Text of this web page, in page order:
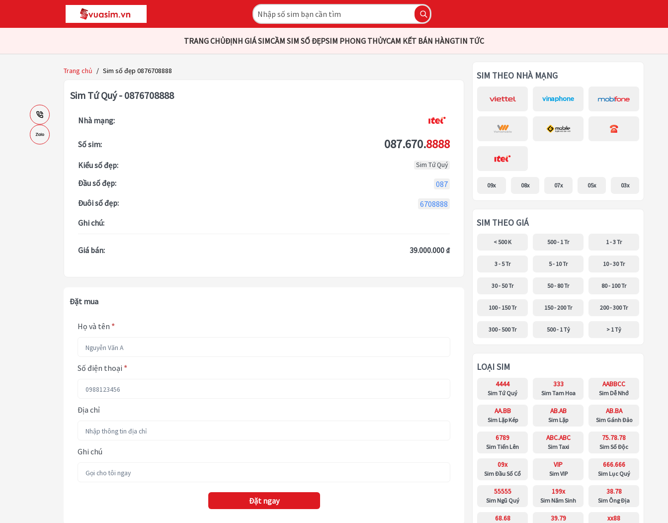
TRANG CHỦĐỊNH GIÁ SIMCẦM SIM SỐ ĐẸPSIM PHONG THỦYCAM KẾT BÁN HÀNGTIN TỨC
Trang chủ / Sim số đẹp 0876708888
Sim Tứ Quý - 0876708888
Nhà mạng:
Số sim: 087.670.8888
Kiểu số đẹp: Sim Tứ Quý
Đầu số đẹp:
087
Đuôi số đẹp:
6708888
Ghi chú:
Giá bán: 39.000.000 ₫
Đặt mua
Họ và tên *
Số điện thoại *
Địa chỉ
Ghi chú
Đặt ngay
SIM THEO NHÀ MẠNG
09x 08x 07x 05x 03x
SIM THEO GIÁ
< 500 K 500 - 1 Tr 1 - 3 Tr
3 - 5 Tr 5 - 10 Tr 10 - 30 Tr
30 - 50 Tr 50 - 80 Tr 80 - 100 Tr
100 - 150 Tr 150 - 200 Tr 200 - 300 Tr
300 - 500 Tr 500 - 1 Tỷ > 1 Tỷ
LOẠI SIM
4444
Sim Tứ Quý
333
Sim Tam Hoa
AABBCC
Sim Dễ Nhớ
AA.BB
Sim Lặp Kép
AB.AB
Sim Lặp
AB.BA
Sim Gánh Đảo
6789
Sim Tiến Lên
ABC.ABC
Sim Taxi
75.78.78
Sim Số Độc
09x
Sim Đầu Số Cổ
VIP
Sim VIP
666.666
Sim Lục Quý
55555
Sim Ngũ Quý
199x
Sim Năm Sinh
38.78
Sim Ông Địa
68.68 39.79 xx88